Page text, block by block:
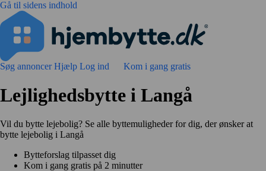
Gå til sidens indhold
Søg annoncerHjælp Log ind Kom i gang gratis
Lejlighedsbytte i Langå
Vil du bytte lejebolig? Se alle byttemuligheder for dig, der ønsker at
bytte lejebolig i Langå
Bytteforslag tilpasset dig
Kom i gang gratis på 2 minutter